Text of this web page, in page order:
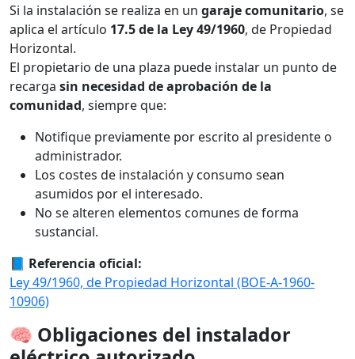
Si la instalación se realiza en un garaje comunitario, se
aplica el artículo 17.5 de la Ley 49/1960, de Propiedad
Horizontal.
El propietario de una plaza puede instalar un punto de
recarga sin necesidad de aprobación de la
comunidad, siempre que:
Notifique previamente por escrito al presidente o
administrador.
Los costes de instalación y consumo sean
asumidos por el interesado.
No se alteren elementos comunes de forma
sustancial.
📘 Referencia oficial:
Ley 49/1960, de Propiedad Horizontal (BOE-A-1960-
10906)
🧠 Obligaciones del instalador